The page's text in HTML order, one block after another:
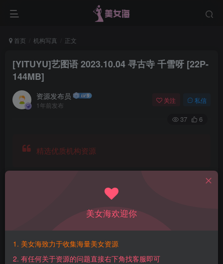
首页 机构写真 正文
[YITUYU]艺图语 2023.10.04 寻古寺 千雪呀 [22P-
144MB]
资源发布员
1年前发布
关注 私信
37 6
精选优质机构资源
https://pan.baidu.com/s/1seOGAsQIIFU26OFHlbVnWw?
pwd=wn9q 【提取码】：wn9q【解压密码】：
美女海欢迎你
1. 美女海致力于收集海量美女资源
2. 有任何关于资源的问题直接右下角找客服即可